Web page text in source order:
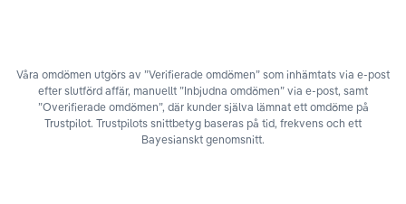
Våra omdömen utgörs av ”Verifierade omdömen” som inhämtats via e-post
efter slutförd affär, manuellt ”Inbjudna omdömen” via e-post, samt
”Overifierade omdömen”, där kunder själva lämnat ett omdöme på
Trustpilot. Trustpilots snittbetyg baseras på tid, frekvens och ett
Bayesianskt genomsnitt.